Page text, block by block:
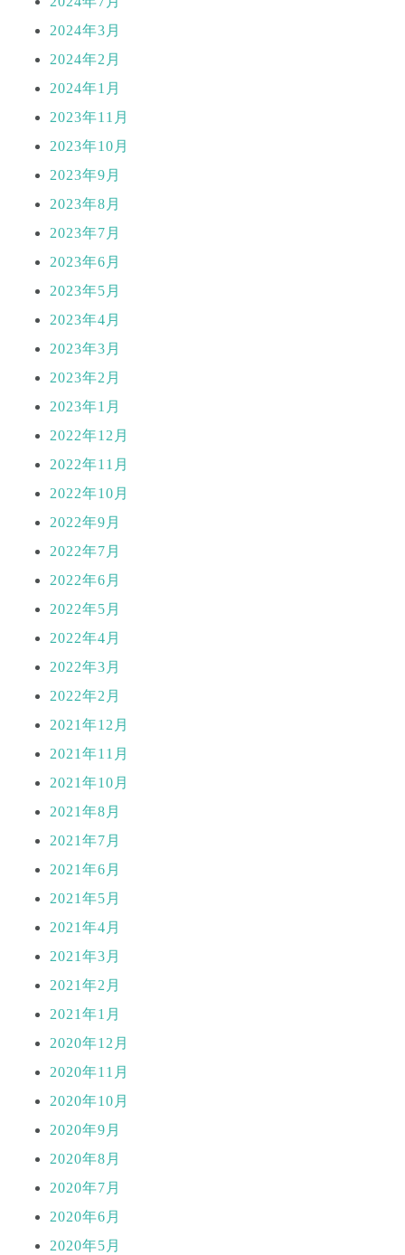
2024年3月
2024年2月
2024年1月
2023年11月
2023年10月
2023年9月
2023年8月
2023年7月
2023年6月
2023年5月
2023年4月
2023年3月
2023年2月
2023年1月
2022年12月
2022年11月
2022年10月
2022年9月
2022年7月
2022年6月
2022年5月
2022年4月
2022年3月
2022年2月
2021年12月
2021年11月
2021年10月
2021年8月
2021年7月
2021年6月
2021年5月
2021年4月
2021年3月
2021年2月
2021年1月
2020年12月
2020年11月
2020年10月
2020年9月
2020年8月
2020年7月
2020年6月
2020年5月